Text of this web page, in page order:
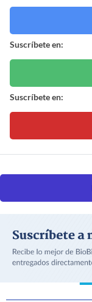
Suscríbete en:
Suscríbete en: